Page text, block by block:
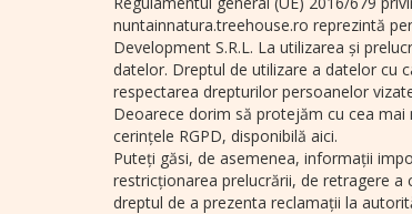
nuntainnatura.treehouse.ro reprezintă
Development S.R.L. La utilizarea și
datelor. Dreptul de utilizare a datelor cu
respectarea drepturilor persoanelor
Deoarece dorim să protejăm cu cea
cerințele RGPD, disponibilă aici.
Puteți găsi, de asemenea, informații
restricționarea prelucrării, de retragere
dreptul de a prezenta reclamații la